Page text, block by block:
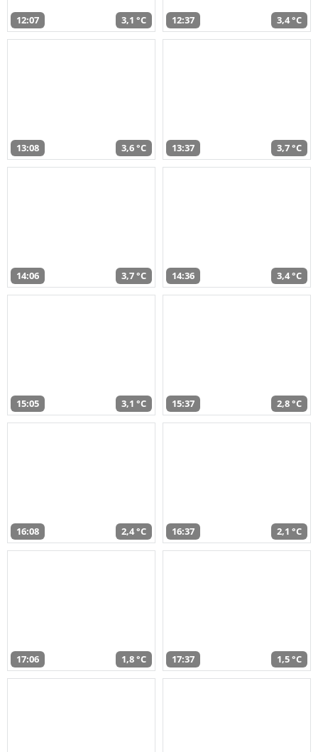
12:07 3,1 °C 12:37 3,4 °C
13:08 3,6 °C 13:37 3,7 °C
14:06 3,7 °C 14:36 3,4 °C
15:05 3,1 °C 15:37 2,8 °C
16:08 2,4 °C 16:37 2,1 °C
17:06 1,8 °C 17:37 1,5 °C